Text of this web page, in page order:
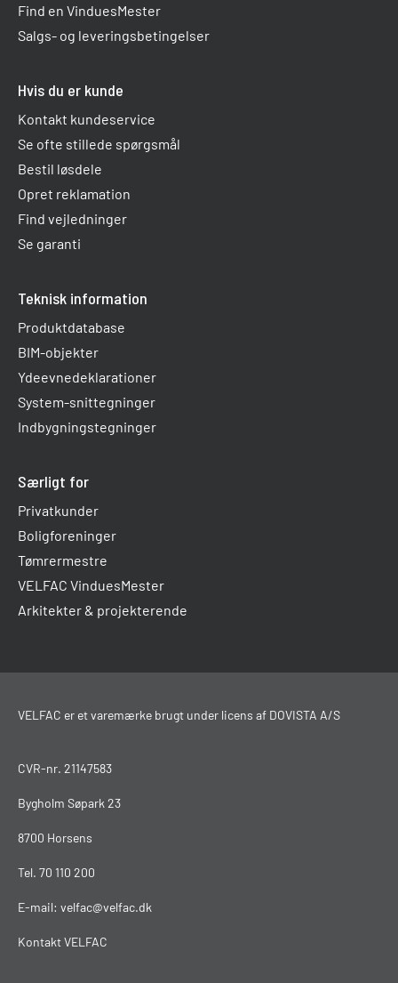
Find en VinduesMester
Salgs- og leveringsbetingelser
Hvis du er kunde
Kontakt kundeservice
Se ofte stillede spørgsmål
Bestil løsdele
Opret reklamation
Find vejledninger
Se garanti
Teknisk information
Produktdatabase
BIM-objekter
Ydeevnedeklarationer
System-snittegninger
Indbygningstegninger
Særligt for
Privatkunder
Boligforeninger
Tømrermestre
VELFAC VinduesMester
Arkitekter & projekterende
VELFAC er et varemærke brugt under licens af DOVISTA A/S
CVR-nr. 21147583
Bygholm Søpark 23
8700 Horsens
Tel. 70 110 200
E-mail: velfac@velfac.dk
Kontakt VELFAC